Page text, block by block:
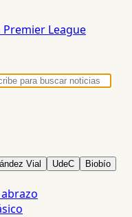
Premier League
Vial UdeC Biobío